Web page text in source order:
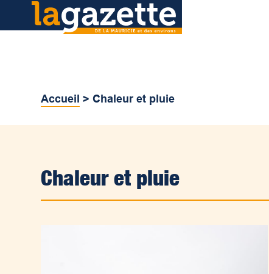
Accueil >Chaleur et pluie
Chaleur et pluie